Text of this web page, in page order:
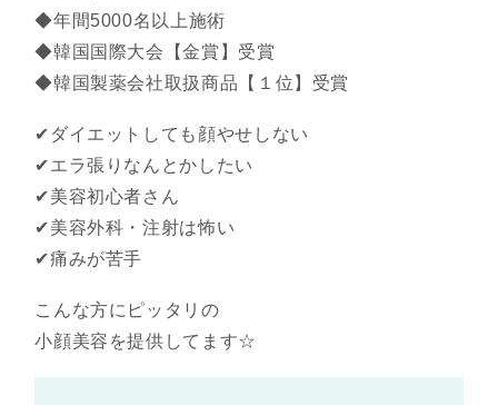
◆年間5000名以上施術
◆韓国国際大会【金賞】受賞
◆韓国製薬会社取扱商品【１位】受賞
✔︎ダイエットしても顔やせしない
✔︎エラ張りなんとかしたい
✔︎美容初心者さん
✔︎美容外科・注射は怖い
✔︎痛みが苦手
こんな方にピッタリの
小顔美容を提供してます☆